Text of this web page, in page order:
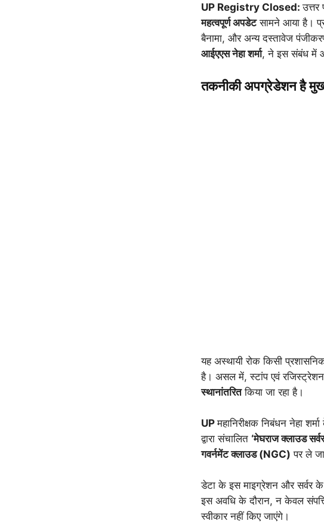
UP Registry Closed:
महत्वपूर्ण अपडेटसामने आया है।
बैनामा, और अन्य दस्तावेज
आईएएस नेहा शर्मा, ने इस संबंध में
तकनीकी अपग्रेडेशन है
यह अस्थायी रोक किसी
है। असल में, स्टांप एवं
स्थानांतरितकिया जा रहा है।
UPमहानिरीक्षक निबंधन नेहा
द्वारा संचालित ‘मेघराज क्लाउड
गवर्नमेंट क्लाउड (NGC) पर ले
डेटा के इस माइग्रेशन और
इस अवधि के दौरान, न केवल
स्वीकार नहीं किए जाएंगे।